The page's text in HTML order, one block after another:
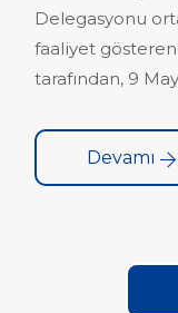
Delegasyonu
faaliyet
tarafından, 9
Etkinliği”
Devamı